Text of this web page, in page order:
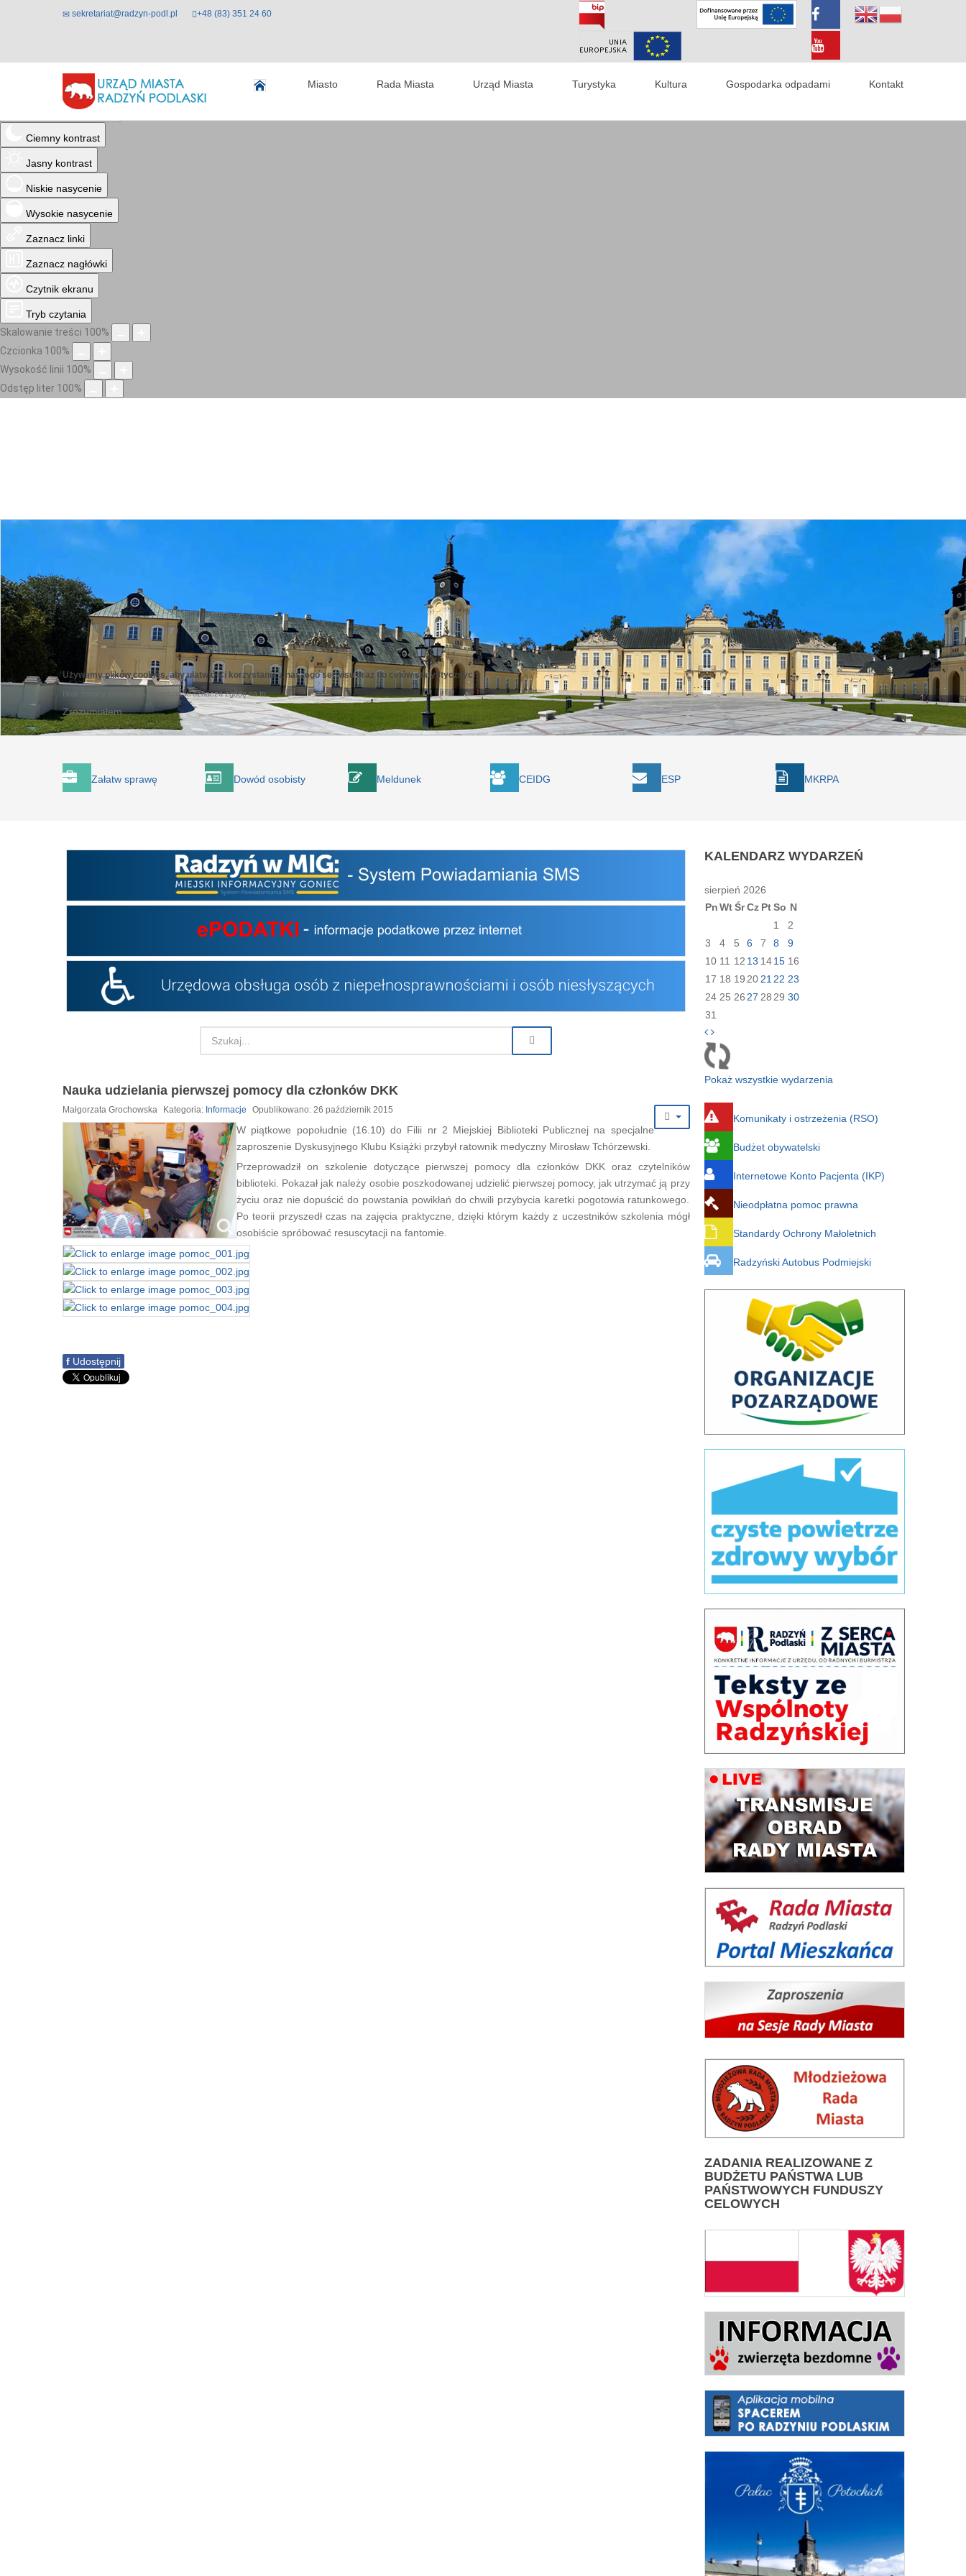
Odwróć kolory
Monochromatyczny
Ciemny kontrast
Jasny kontrast
Niskie nasycenie
Wysokie nasycenie
Zaznacz linki
Zaznacz nagłówki
Czytnik ekranu
Tryb czytania
Skalowanie treści 100%
Czcionka 100%
Wysokość linii 100%
Odstęp liter 100%
Używamy plików cookies, aby ułatwić Ci korzystanie z naszego serwisu oraz do celów statystycznych.
Brak zmiany ustawienia przeglądarki oznacza zgodę na to.
Zrozumiałem
sekretariat@radzyn-podl.pl +48 (83) 351 24 60
Miasto Rada Miasta Urząd Miasta Turystyka Kultura Gospodarka odpadami Kontakt
Załatw sprawę Dowód osobisty Meldunek CEIDG ESP MKRPA
Nauka udzielania pierwszej pomocy dla członków DKK
Małgorzata Grochowska Kategoria: Informacje Opublikowano: 26 październik 2015
W piątkowe popołudnie (16.10) do Filii nr 2 Miejskiej Biblioteki Publicznej na specjalne
zaproszenie Dyskusyjnego Klubu Książki przybył ratownik medyczny Mirosław Tchórzewski.
Przeprowadził on szkolenie dotyczące pierwszej pomocy dla członków DKK oraz czytelników
biblioteki. Pokazał jak należy osobie poszkodowanej udzielić pierwszej pomocy, jak utrzymać ją przy
życiu oraz nie dopuścić do powstania powikłań do chwili przybycia karetki pogotowia ratunkowego.
Po teorii przyszedł czas na zajęcia praktyczne, dzięki którym każdy z uczestników szkolenia mógł
osobiście spróbować resuscytacji na fantomie.
f Udostępnij
KALENDARZWYDARZEŃ
sierpień 2026
PnWt Śr Cz Pt So N
1
2
3
4 5 6 7 8
9
10 11 12 13 14 15 16
17 18 19 20 21 22 23
24 25 26 27 28 29 30
31
Pokaż wszystkie wydarzenia
Komunikaty i ostrzeżenia (RSO)
Budżet obywatelski
Internetowe Konto Pacjenta (IKP)
Nieodpłatna pomoc prawna
Standardy Ochrony Małoletnich
Radzyński Autobus Podmiejski
ZADANIAREALIZOWANE Z
BUDŻETU PAŃSTWA LUB
PAŃSTWOWYCH FUNDUSZY
CELOWYCH